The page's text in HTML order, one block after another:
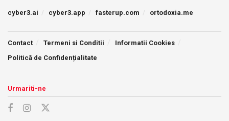
cyber3.ai cyber3.app fasterup.com ortodoxia.me
Contact Termeni si Conditii
Informatii Cookies
Politică de Confidențialitate
Urmariti-ne